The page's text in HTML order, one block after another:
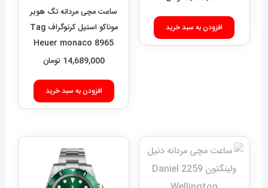
افزودن به سبد خرید
ساعت مچی مردانه تگ هویر
موناکو استیل کرنوگراف Tag
Heuer monaco 8965
14,689,000 تومان
افزودن به سبد خرید